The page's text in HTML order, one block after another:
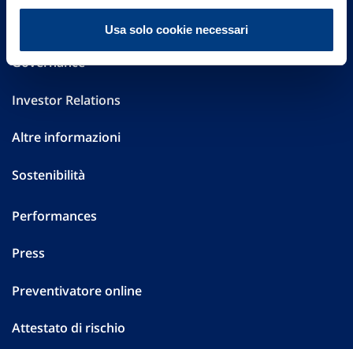
Usa solo cookie necessari
Governance
Investor Relations
Altre informazioni
Sostenibilità
Performances
Press
Preventivatore online
Attestato di rischio